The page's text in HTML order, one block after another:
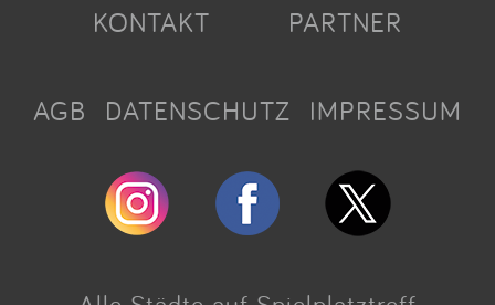
KONTAKT PARTNER
AGB DATENSCHUTZ IMPRESSUM